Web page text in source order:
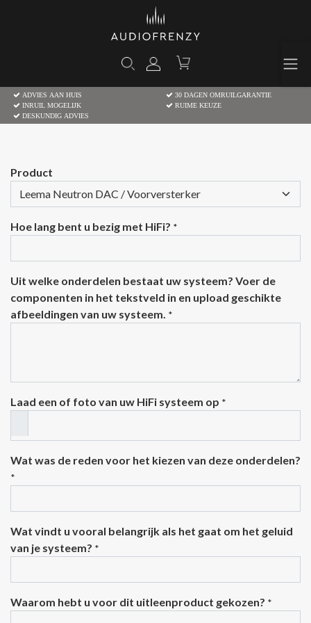
ADVIES AAN HUIS
30 DAGEN OMRUILGARANTIE
INRUIL MOGELIJK
RUIME KEUZE
DESKUNDIG ADVIES
Product
Hoe lang bent u bezig met HiFi? *
Uit welke onderdelen bestaat uw systeem? Voer de
componenten in het tekstveld in en upload geschikte
afbeeldingen van uw systeem. *
Laad een of foto van uw HiFi systeem op *
Wat was de reden voor het kiezen van deze onderdelen?
*
Wat vindt u vooral belangrijk als het gaat om het geluid
van je systeem? *
Waarom hebt u voor dit uitleenproduct gekozen? *